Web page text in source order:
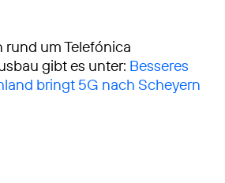
um Telefónica
gibt es unter: Besseres
bringt 5G nach Scheyern